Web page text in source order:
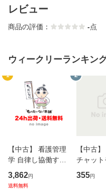
レビュー
商品の評価： -点
ウィークリーランキン
1
【中古】 看護管理
学 自律し協働する
専門職の看護マネ
ジメントスキル 改
3,862円
送料無料
2
【中古
チャット
キューン
[CD]【
355円